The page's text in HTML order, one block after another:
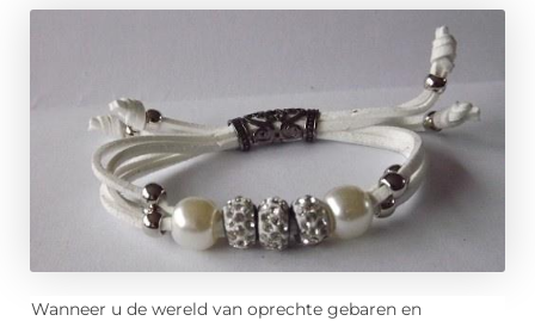
Wanneer u de wereld van oprechte gebaren en